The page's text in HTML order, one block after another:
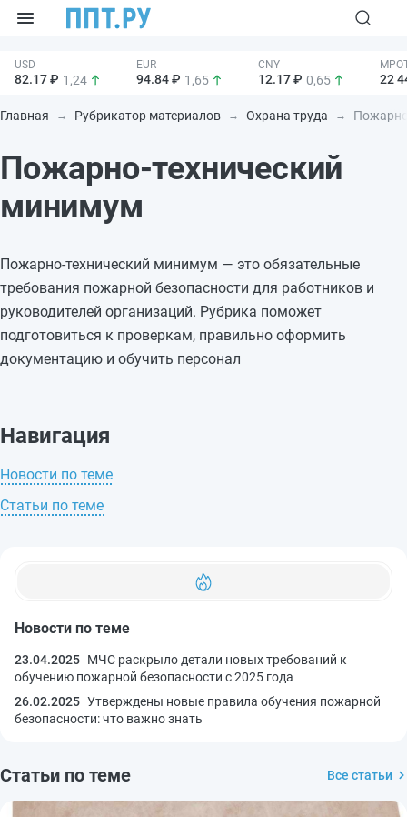
82.17 ₽ 1,24 94.84 ₽ 1,65 12.17 ₽ 0,65 22
Главная Рубрикатор материалов Охрана труда
Пожарно-технический
минимум
Пожарно-технический минимум — это обязательные
требования пожарной безопасности для работников и
руководителей организаций. Рубрика поможет
подготовиться к проверкам, правильно оформить
документацию и обучить персонал
Новости по теме
23.04.2025 МЧС раскрыло детали новых требований к
обучению пожарной безопасности с 2025 года
26.02.2025 Утверждены новые правила обучения пожарной
безопасности: что важно знать
Статьи по теме Все статьи
Навигация
Новости по теме
Статьи по теме